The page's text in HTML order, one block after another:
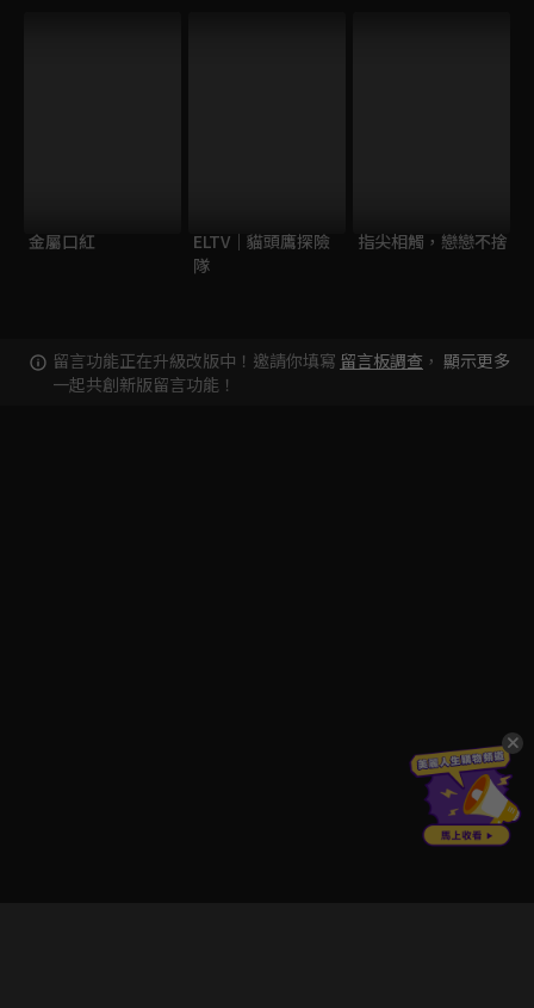
金屬口紅
ELTV｜貓頭鷹探險
隊
指尖相觸，戀戀不捨
留言功能正在升級改版中！邀請你填寫 留言板調查 ，
一起共創新版留言功能！
顯示更多